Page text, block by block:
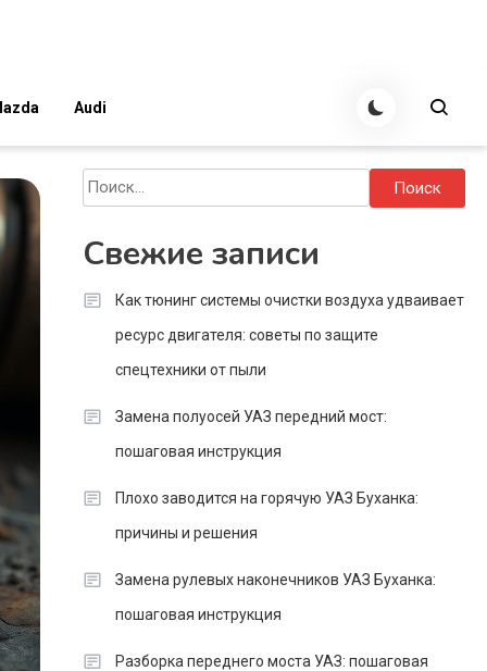
Audi
Найти:
Свежие записи
Как тюнинг системы очистки воздуха удваивает
ресурс двигателя: советы по защите
спецтехники от пыли
Замена полуосей УАЗ передний мост:
пошаговая инструкция
Плохо заводится на горячую УАЗ Буханка:
причины и решения
Замена рулевых наконечников УАЗ Буханка:
пошаговая инструкция
Разборка переднего моста УАЗ: пошаговая